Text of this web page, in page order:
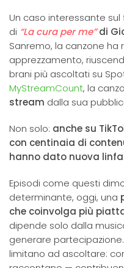
Un caso interessante
di “La cura per me”di
Sanremo, la canzone ha
apprezzamento,
brani più ascoltati su
MyStreamCount, la
stream dalla sua
Non solo: anche su
con centinaia di
hanno dato nuova
Episodi come questi
determinante, oggi, una
che coinvolga più
dipende solo dalla
generare partecipazione.
limitano ad ascoltare: